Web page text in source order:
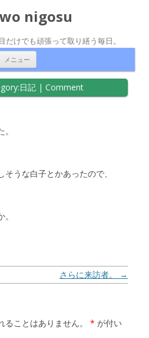
nigosu
だけでも頑張って取り繕う毎日。
メニュー
日記 | Comment
うな白子とかあったので、
さらに来訪者。 →
ことはありません。 * が付い